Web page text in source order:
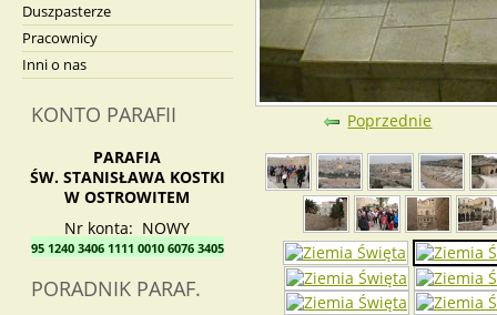
Duszpasterze
Pracownicy
Inni o nas
KONTO PARAFII
PARAFIA
ŚW. STANISŁAWA KOSTKI
W OSTROWITEM
Nr konta: NOWY
95 1240 3406 1111 0010 6076 3405
PORADNIK PARAF.
Poprzednie